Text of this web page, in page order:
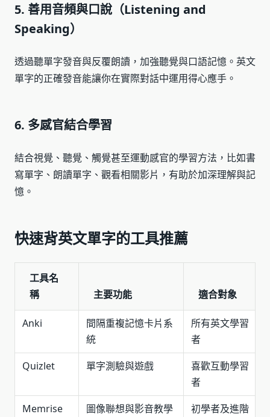
5. 善用音頻與口說（Listening and
Speaking）
透過聽單字發音與反覆朗讀，加強聽覺與口語記憶。英文
單字的正確發音能讓你在實際對話中運用得心應手。
6. 多感官結合學習
結合視覺、聽覺、觸覺甚至運動感官的學習方法，比如書
寫單字、朗讀單字、觀看相關影片，有助於加深理解與記
憶。
快速背英文單字的工具推薦
工具名
稱
主要功能 適合對象
Anki
間隔重複記憶卡片系
統
所有英文學習
者
Quizlet
單字測驗與遊戲
喜歡互動學習
者
Memrise
圖像聯想與影音教學
初學者及進階